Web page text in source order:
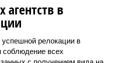
в
релокации в
соблюдение всех